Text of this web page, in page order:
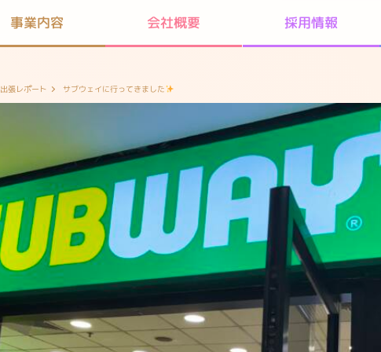
事業内容 会社概要 採用情報
出張レポート サブウェイに行ってきました